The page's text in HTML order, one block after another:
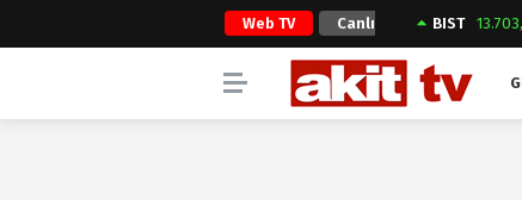
Web TV Canlı
Yayın
BIST